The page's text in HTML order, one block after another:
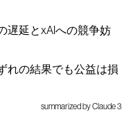
遅延とxAIへの競争妨
れの結果でも公益は損
summarized by Claude 3